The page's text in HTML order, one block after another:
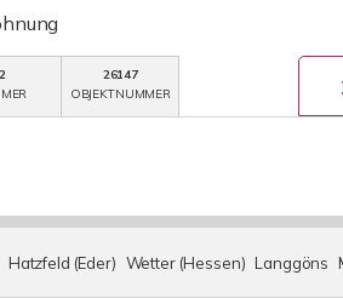
2
26147
OBJEKTNUMMER
Hatzfeld (Eder) Wetter (Hessen) Langgöns